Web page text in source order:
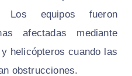
Los equipos fueron
afectadas mediante
helicópteros cuando las
obstrucciones.